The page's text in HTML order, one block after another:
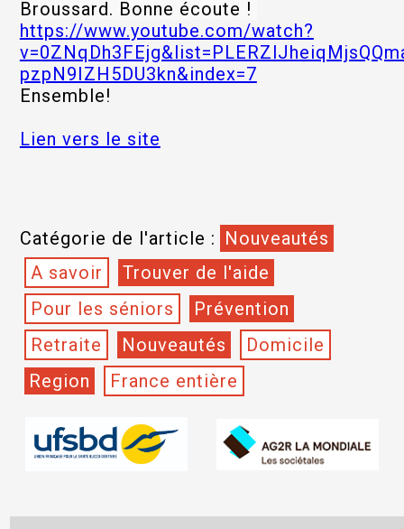
https://www.youtube.com/watch?
pzpN9IZH5DU3kn&index=7
Ensemble!
Lien vers le site
Catégorie de l'article :
Nouveautés
A savoir
Trouver de l'aide
Pour les séniors
Prévention
Retraite
Nouveautés
Domicile
Region
France entière